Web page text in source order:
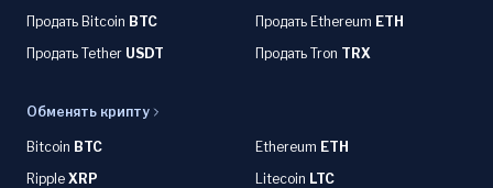
Продать Bitcoin BTC Продать Ethereum ETH
Продать Tether USDT Продать Tron TRX
Обменять крипту
Bitcoin BTC Ethereum ETH
Ripple XRP Litecoin LTC